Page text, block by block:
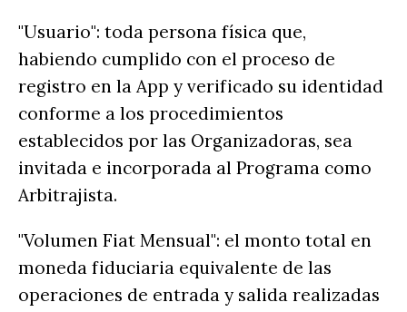
"Usuario": toda persona física que,
habiendo cumplido con el proceso de
registro en la App y verificado su identidad
conforme a los procedimientos
establecidos por las Organizadoras, sea
invitada e incorporada al Programa como
Arbitrajista.
"Volumen Fiat Mensual": el monto total en
moneda fiduciaria equivalente de las
operaciones de entrada y salida realizadas